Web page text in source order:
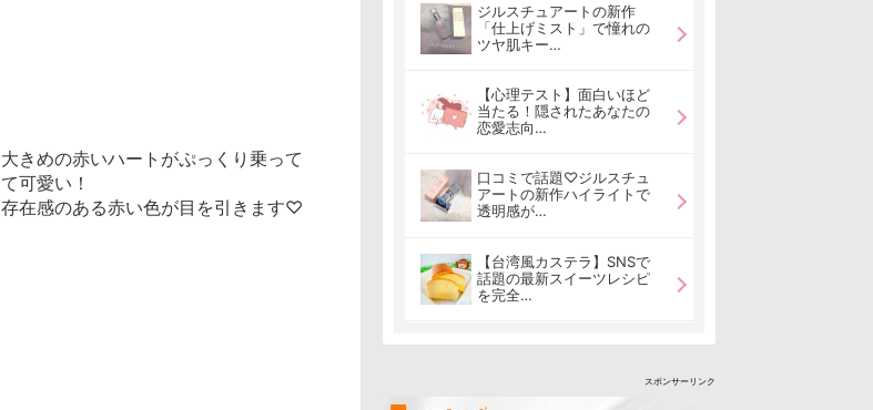
大きめの赤いハートがぷっくり乗って
て可愛い！
存在感のある赤い色が目を引きます♡
ジルスチュアートの新作
「仕上げミスト」で憧れの
ツヤ肌キー…
【心理テスト】面白いほど
当たる！隠されたあなたの
恋愛志向…
口コミで話題♡ジルスチュ
アートの新作ハイライトで
透明感が…
【台湾風カステラ】SNSで
話題の最新スイーツレシピ
を完全…
スポンサーリンク